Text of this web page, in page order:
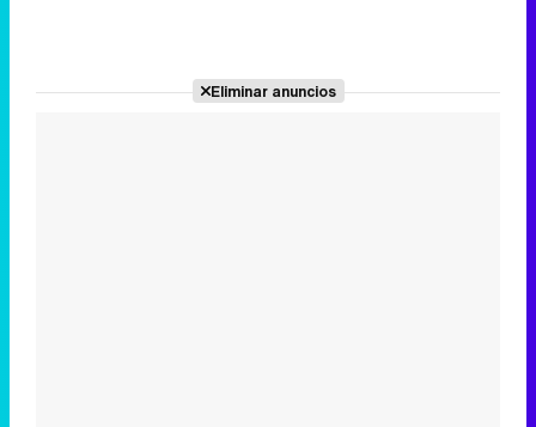
Eliminar anuncios